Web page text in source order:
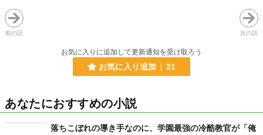
前の話 次の話
お気に入りに追加して更新通知を受け取ろう
お気に入り追加 21
あなたにおすすめの小説
落ちこぼれの導き手なのに、学園最強の冷酷教官が「俺